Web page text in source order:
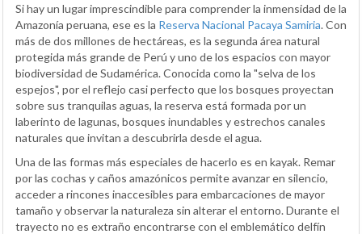
Si hay un lugar imprescindible para comprender la inmensidad de la
Amazonía peruana, ese es la Reserva Nacional Pacaya Samiria. Con
más de dos millones de hectáreas, es la segunda área natural
protegida más grande de Perú y uno de los espacios con mayor
biodiversidad de Sudamérica. Conocida como la "selva de los
espejos", por el reflejo casi perfecto que los bosques proyectan
sobre sus tranquilas aguas, la reserva está formada por un
laberinto de lagunas, bosques inundables y estrechos canales
naturales que invitan a descubrirla desde el agua.
Una de las formas más especiales de hacerlo es en kayak. Remar
por las cochas y caños amazónicos permite avanzar en silencio,
acceder a rincones inaccesibles para embarcaciones de mayor
tamaño y observar la naturaleza sin alterar el entorno. Durante el
trayecto no es extraño encontrarse con el emblemático delfín